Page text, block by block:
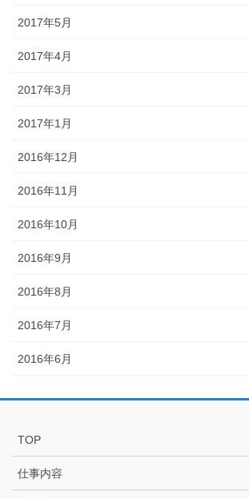
2017年5月
2017年4月
2017年3月
2017年1月
2016年12月
2016年11月
2016年10月
2016年9月
2016年8月
2016年7月
2016年6月
TOP
仕事内容